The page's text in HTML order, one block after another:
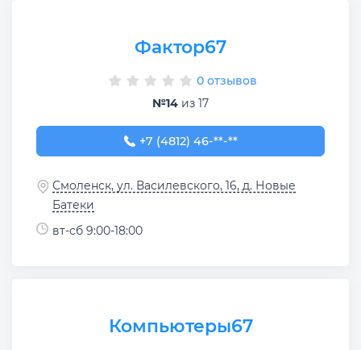
Фактор67
0 отзывов
№14 из 17
+7 (4812) 46-05-44
+7 (4812) 46-**-**
Смоленск, ул. Василевского, 16, д. Новые
Батеки
вт-сб 9:00-18:00
Компьютеры67